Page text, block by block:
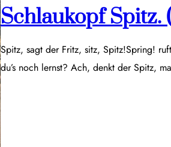
Schlaukopf Spitz.
Spitz, sagt der Fritz, sitz, Spitz!Spring!
du’s noch lernst? Ach, denkt der Spitz,